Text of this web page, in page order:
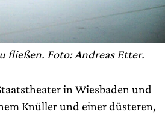
fließen. Foto: Andreas Etter.
in Wiesbaden und
Knüller und einer düsteren,